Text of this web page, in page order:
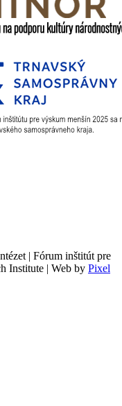
| Fórum inštitút pre
Institute | Web by Pixel